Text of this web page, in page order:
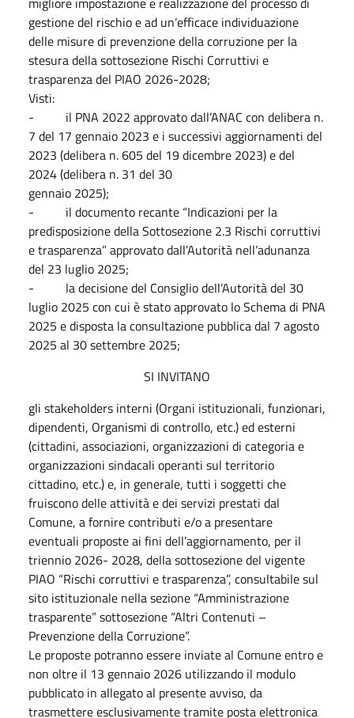
gestione del rischio e ad un’efficace individuazione
delle misure di prevenzione della corruzione per la
stesura della sottosezione Rischi Corruttivi e
trasparenza del PIAO 2026-2028;
Visti:
- il PNA 2022 approvato dall’ANAC con delibera n.
7 del 17 gennaio 2023 e i successivi aggiornamenti del
2023 (delibera n. 605 del 19 dicembre 2023) e del
2024 (delibera n. 31 del 30
gennaio 2025);
- il documento recante “Indicazioni per la
predisposizione della Sottosezione 2.3 Rischi corruttivi
e trasparenza” approvato dall’Autorità nell’adunanza
del 23 luglio 2025;
- la decisione del Consiglio dell’Autorità del 30
luglio 2025 con cui è stato approvato lo Schema di PNA
2025 e disposta la consultazione pubblica dal 7 agosto
2025 al 30 settembre 2025;
SI INVITANO
gli stakeholders interni (Organi istituzionali, funzionari,
dipendenti, Organismi di controllo, etc.) ed esterni
(cittadini, associazioni, organizzazioni di categoria e
organizzazioni sindacali operanti sul territorio
cittadino, etc.) e, in generale, tutti i soggetti che
fruiscono delle attività e dei servizi prestati dal
Comune, a fornire contributi e/o a presentare
eventuali proposte ai fini dell’aggiornamento, per il
triennio 2026- 2028, della sottosezione del vigente
PIAO “Rischi corruttivi e trasparenza”, consultabile sul
sito istituzionale nella sezione “Amministrazione
trasparente” sottosezione “Altri Contenuti –
Prevenzione della Corruzione”.
Le proposte potranno essere inviate al Comune entro e
non oltre il 13 gennaio 2026 utilizzando il modulo
pubblicato in allegato al presente avviso, da
trasmettere esclusivamente tramite posta elettronica